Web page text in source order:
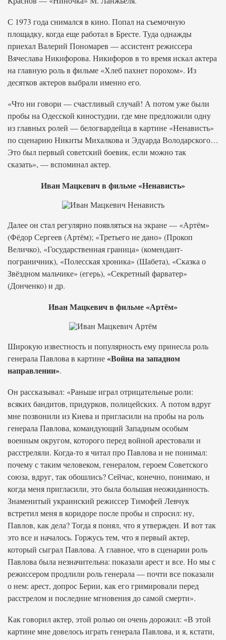
С 1973 года снимался в кино. Попал на съемочную
площадку, когда еще работал в Бресте. Туда однажды
приехал Валерий Пономарев — ассистент режиссера
Вячеслава Никифорова. Никифоров в то время искал актера
на главную роль в фильме «Хлеб пахнет порохом». Из
десятков актеров выбрали именно его.
«Что ни говори — счастливый случай! А потом уже были
пробы на Одесской киностудии, где мне предложили одну
из главных ролей — белогвардейца в картине «Ненависть»
по сценарию Никиты Михалкова и Эдуарда Володарского…
Это был первый советский боевик, если можно так
сказать», — вспоминал актер.
Иван Мацкевич в фильме «Ненависть»
Далее он стал регулярно появляться на экране — «Артём»
(Фёдор Сергеев (Артём); «Третьего не дано» (Прокоп
Величко), «Государственная граница» (комендант-
пограничник), «Полесская хроника» (Шабета), «Сказка о
Звёздном мальчике» (егерь), «Секретный фарватер»
(Донченко) и др.
Иван Мацкевич в фильме «Артём»
Широкую известность и популярность ему принесла роль
генерала Павлова в картине«Война на западном
направлении».
Он рассказывал: «Раньше играл отрицательные роли:
всяких бандитов, придурков, полицейских. А потом вдруг
мне позвонили из Киева и пригласили на пробы на роль
генерала Павлова, командующий Западным особым
военным округом, которого перед войной арестовали и
расстреляли. Когда-то я читал про Павлова и не понимал:
почему с таким человеком, генералом, героем Советского
союза, вдруг, так обошлись? Сейчас, конечно, понимаю, и
когда меня пригласили, это была большая неожиданность.
Знаменитый украинский режиссер Тимофей Левчук
встретил меня в коридоре после пробы и спросил: ну,
Павлов, как дела? Тогда я понял, что я утвержден. И вот так
это все и началось. Горжусь тем, что я первый актер,
который сыграл Павлова. А главное, что в сценарии роль
Павлова была незначительна: показали арест и все. Но мы с
режиссером продлили роль генерала — почти все показали
о нем: арест, допрос Берии, как его гримировали перед
расстрелом и последние мгновения до самой смерти».
Как говорил актер, этой ролью он очень дорожил: «В этой
картине мне довелось играть генерала Павлова, и я, кстати,